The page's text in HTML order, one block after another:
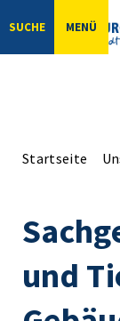
SUCHE MENÜ
Startseite
und